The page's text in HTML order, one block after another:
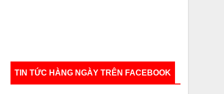
TIN TỨC HÀNG NGÀY TRÊN FACEBOOK